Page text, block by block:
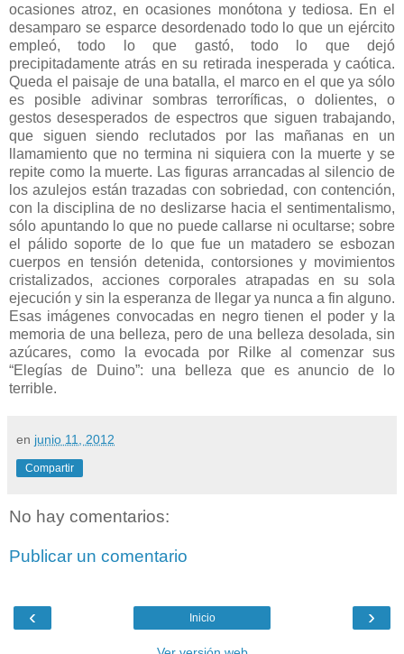
ocasiones atroz, en ocasiones monótona y tediosa. En el
desamparo se esparce desordenado todo lo que un ejército
empleó, todo lo que gastó, todo lo que dejó
precipitadamente atrás en su retirada inesperada y caótica.
Queda el paisaje de una batalla, el marco en el que ya sólo
es posible adivinar sombras terroríficas, o dolientes, o
gestos desesperados de espectros que siguen trabajando,
que siguen siendo reclutados por las mañanas en un
llamamiento que no termina ni siquiera con la muerte y se
repite como la muerte. Las figuras arrancadas al silencio de
los azulejos están trazadas con sobriedad, con contención,
con la disciplina de no deslizarse hacia el sentimentalismo,
sólo apuntando lo que no puede callarse ni ocultarse; sobre
el pálido soporte de lo que fue un matadero se esbozan
cuerpos en tensión detenida, contorsiones y movimientos
cristalizados, acciones corporales atrapadas en su sola
ejecución y sin la esperanza de llegar ya nunca a fin alguno.
Esas imágenes convocadas en negro tienen el poder y la
memoria de una belleza, pero de una belleza desolada, sin
azúcares, como la evocada por Rilke al comenzar sus
“Elegías de Duino”: una belleza que es anuncio de lo
terrible.
en junio 11, 2012
Compartir
No hay comentarios:
Publicar un comentario
‹ ›
Inicio